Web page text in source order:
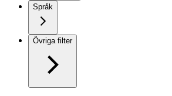
Språk
Övriga filter